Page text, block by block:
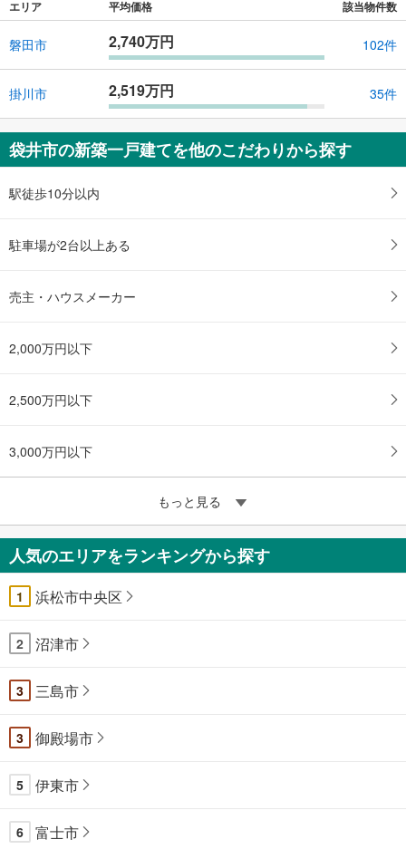
エリア 平均価格 該当物件数
磐田市 2,740万円 102件
掛川市 2,519万円 35件
袋井市の新築一戸建てを他のこだわりから探す
駅徒歩10分以内
駐車場が2台以上ある
売主・ハウスメーカー
2,000万円以下
2,500万円以下
3,000万円以下
もっと見る
人気のエリアをランキングから探す
1 浜松市中央区
2 沼津市
3 三島市
3 御殿場市
5 伊東市
6 富士市